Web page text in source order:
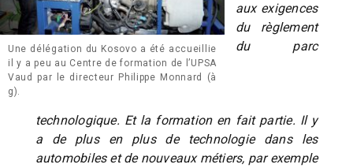
Une délégation du Kosovo a été accueillie
il y a peu au Centre de formation de l’UPSA
Vaud par le directeur Philippe Monnard (à
g).
aux exigences
du règlement
du parc
technologique. Et la formation en fait partie. Il y
a de plus en plus de technologie dans les
automobiles et de nouveaux métiers, par exemple